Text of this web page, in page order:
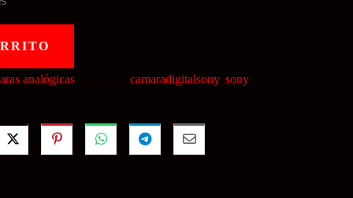
analógicas camaradigitalsony, sony